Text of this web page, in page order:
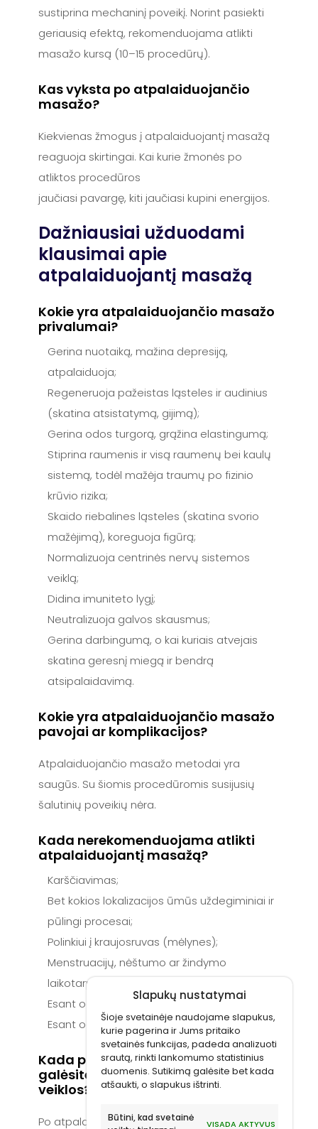
Slapukų nustatymai
Šioje svetainėje naudojame slapukus,
kurie pagerina ir Jums pritaiko
svetainės funkcijas, padeda analizuoti
srautą, rinkti lankomumo statistinius
duomenis. Sutikimą galėsite bet kada
atšaukti, o slapukus ištrinti.
Būtini, kad svetainė
VISADA AKTYVUS
sustiprina mechaninį poveikį. Norint pasiekti
geriausią efektą, rekomenduojama atlikti
masažo kursą (10–15 procedūrų).
Kas vyksta po atpalaiduojančio
masažo?
Kiekvienas žmogus į atpalaiduojantį masažą
reaguoja skirtingai. Kai kurie žmonės po
atliktos procedūros
jaučiasi pavargę, kiti jaučiasi kupini energijos.
Dažniausiai užduodami
klausimai apie
atpalaiduojantį masažą
Kokie yra atpalaiduojančio masažo
privalumai?
Gerina nuotaiką, mažina depresiją,
atpalaiduoja;
Regeneruoja pažeistas ląsteles ir audinius
(skatina atsistatymą, gijimą);
Gerina odos turgorą, grąžina elastingumą;
Stiprina raumenis ir visą raumenų bei kaulų
sistemą, todėl mažėja traumų po fizinio
krūvio rizika;
Skaido riebalines ląsteles (skatina svorio
mažėjimą), koreguoja figūrą;
Normalizuoja centrinės nervų sistemos
veiklą;
Didina imuniteto lygį;
Neutralizuoja galvos skausmus;
Gerina darbingumą, o kai kuriais atvejais
skatina geresnį miegą ir bendrą
atsipalaidavimą.
Kokie yra atpalaiduojančio masažo
pavojai ar komplikacijos?
Atpalaiduojančio masažo metodai yra
saugūs. Su šiomis procedūromis susijusių
šalutinių poveikių nėra.
Kada nerekomenduojama atlikti
atpalaiduojantį masažą?
Karščiavimas;
Bet kokios lokalizacijos ūmūs uždegiminiai ir
pūlingi procesai;
Polinkiui į kraujosruvas (mėlynes);
Menstruacijų, nėštumo ar žindymo
laikotarpiu;
Esant odos ligoms;
Esant odos pažeidimams.
Kada po atpalaiduojančio masažo
galėsite grįžti prie įprastinės
veiklos?
Po atpalaiduojančio masažo galite grįžti prie